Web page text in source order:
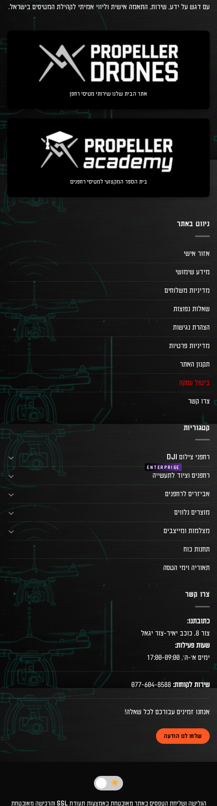
עם דגש על ידע, שירות, התאמה אישית וליווי אמיתי לקהילת המטיסים בישראל.
אתר הבית שלנו שירותי מטיסי רחפן
בית הספר המקצועי למטיסי רחפנים
ניווט באתר
אזור אישי
מידע שימושי
מדיניות משלוחים
שאלות נפוצות
הצהרת נגישות
מדיניות פרטיות
תקנון האתר
ביטול עסקה
צרו קשר
קטגוריות
רחפני צילום DJI
רחפנים וציוד לתעשייה
אביזרים לרחפנים
מוצרים נלווים
מצלמות ומייצבים
תחנות כוח
תאוריה וימי הטסה
צרו קשר
כתובתנו:
צור 8, כוכב יאיר-צור יגאל
שעות פעילות:
ימים א׳-ה׳, 17:00-09:00
שירות לקוחות:
אנחנו זמינים עבורכם לכל שאלה!
שלחו לנו הודעה
הגלישה ושליחת הטפסים באתר מאובטחת באמצעות תעודת SSL והרכישה מאובטחת